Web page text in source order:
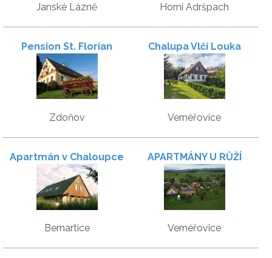
Janské Lázně Horní Adršpach
Pension St. Florian
Zdoňov
Chalupa Vlčí Louka
Vernéřovice
Apartmán v Chaloupce
na Vršku
Bernartice
APARTMÁNY U RŮŽÍ
Vernéřovice